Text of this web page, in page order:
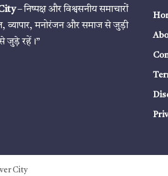
– निष्पक्ष और विश्वसनीय समाचारों
व्यापार, मनोरंजन और समाज से जुड़ी
जुड़े रहें।”
City